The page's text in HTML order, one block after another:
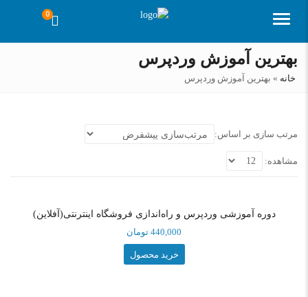
منو
0
بهترین آموزش وردپرس
خانه » بهترین آموزش وردپرس
مرتب سازی بر اساس:
مشاهده:
دوره آموزشی وردپرس و راه‌اندازی فروشگاه اینترنتی(آفلاین)
440,000 تومان
خرید محصول